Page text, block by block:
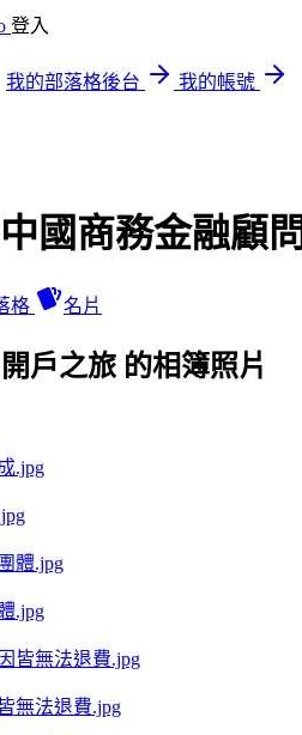
登入
我的部落格後台
我的帳號
國商務金融顧問
格 名片
戶之旅 的相簿照片
.jpg
無法退費.jpg